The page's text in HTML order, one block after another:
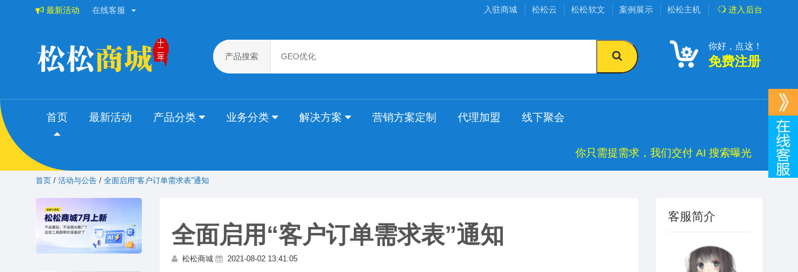
入驻商城 松松云 松松软文 案例展示 松松主机 进入 后台
最新活动 在线客服
产品搜索
你好，点这！
免费注册
首页 最新活动 产品分类 业务分类 解决方案 营销方案定制 代理加盟 线下聚会
你只需提需求，我们交付 AI 搜索曝光
首页 / 活动与公告 / 全面启用“客户订单需求表”通知
全面启用“客户订单需求表”通知
松松商城 2021-08-02 13:41:05
客服简介